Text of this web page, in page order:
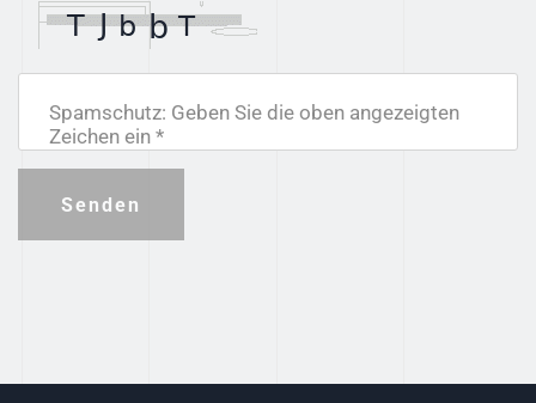
Spamschutz: Geben Sie die oben angezeigten
Zeichen ein *
Senden